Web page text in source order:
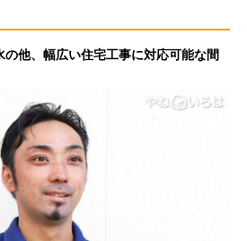
の他、幅広い住宅工事に対応可能な間